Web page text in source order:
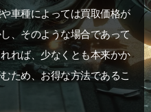
車種によっては買取価格が
、そのような場合であって
れば、少なくとも本来かか
ため、お得な方法であるこ